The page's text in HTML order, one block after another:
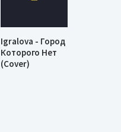
Igralova - Город
Которого Нет
(Cover)